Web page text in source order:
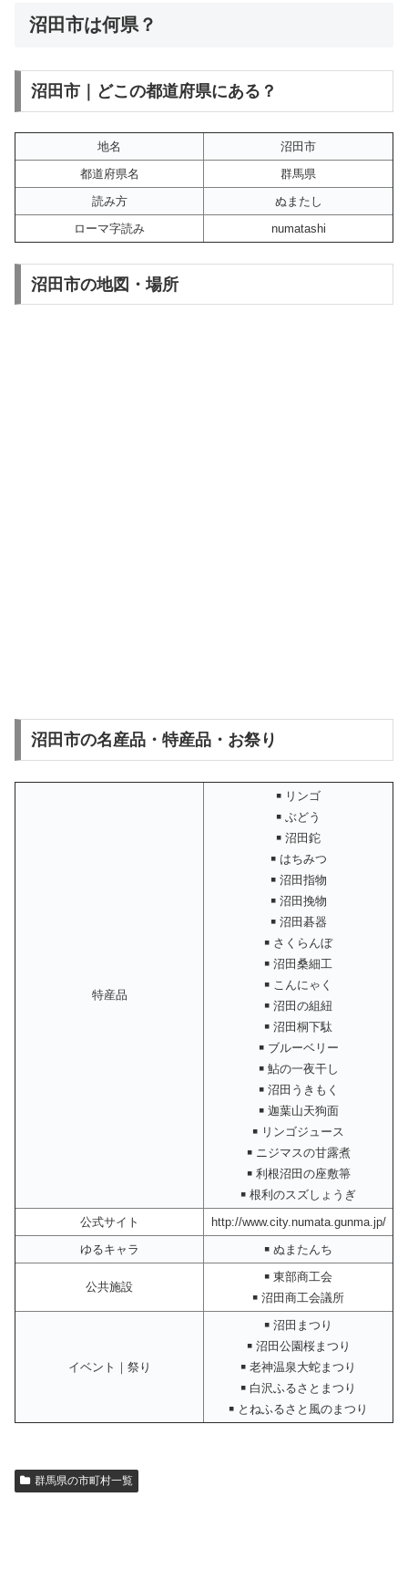
沼田市は何県？
沼田市｜どこの都道府県にある？
地名
沼田市
都道府県名
群馬県
読み方
ぬまたし
ローマ字読み
numatashi
沼田市の地図・場所
沼田市の名産品・特産品・お祭り
特産品
￭ リンゴ
￭ ぶどう
￭ 沼田鉈
￭ はちみつ
￭ 沼田指物
￭ 沼田挽物
￭ 沼田碁器
￭ さくらんぼ
￭ 沼田桑細工
￭ こんにゃく
￭ 沼田の組紐
￭ 沼田桐下駄
￭ ブルーベリー
￭ 鮎の一夜干し
￭ 沼田うきもく
￭ 迦葉山天狗面
￭ リンゴジュース
￭ ニジマスの甘露煮
￭ 利根沼田の座敷箒
￭ 根利のスズしょうぎ
公式サイト
http://www.city.numata.gunma.jp/
ゆるキャラ
￭ ぬまたんち
公共施設
￭ 東部商工会
￭ 沼田商工会議所
イベント｜祭り
￭ 沼田まつり
￭ 沼田公園桜まつり
￭ 老神温泉大蛇まつり
￭ 白沢ふるさとまつり
￭ とねふるさと風のまつり
群馬県の市町村一覧